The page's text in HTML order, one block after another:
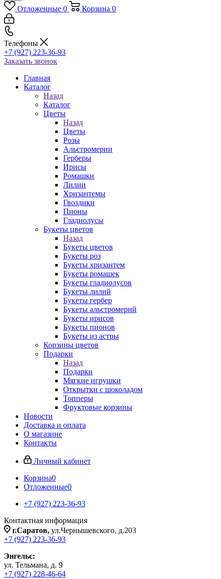
Отложенные 0 Корзина 0
Телефоны
+7 (927) 223-36-93
Заказать звонок
Главная
Каталог
Назад
Каталог
Цветы
Назад
Цветы
Розы
Альстромерии
Герберы
Ирисы
Ромашки
Лилии
Хризантемы
Гвоздики
Пионы
Гладиолусы
Букеты цветов
Назад
Букеты цветов
Букеты роз
Букеты хризантем
Букеты ромашек
Букеты гладиолусов
Букеты лилий
Букеты гербер
Букеты альстромерий
Букеты ирисов
Букеты пионов
Букеты из астры
Корзины цветов
Подарки
Назад
Подарки
Мягкие игрушки
Открытки с шоколадом
Топперы
Фруктовые корзины
Новости
Доставка и оплата
О магазине
Контакты
Личный кабинет
Корзина0
Отложенные0
+7 (927) 223-36-93
Контактная информация
г.Саратов, ул.Чернышевского, д.203
+7 (927) 223-36-93
Энгельс:
ул. Тельмана, д. 9
+7 (927) 228-46-64